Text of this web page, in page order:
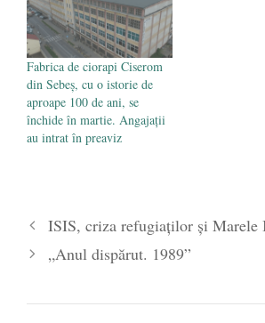
Fabrica de ciorapi Ciserom
din Sebeș, cu o istorie de
aproape 100 de ani, se
închide în martie. Angajații
au intrat în preaviz
ISIS, criza refugiaților și Marele
„Anul dispărut. 1989”